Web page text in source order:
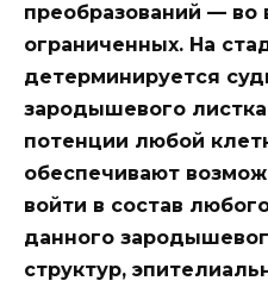
преобразований — во
ограниченных. На
детерминируется
зародышевого
потенции любой
обеспечивают
войти в состав
данного
структур,